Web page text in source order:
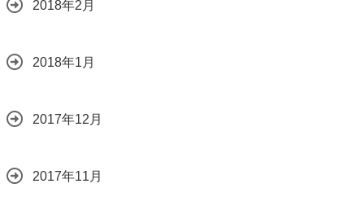
2018年2月
2018年1月
2017年12月
2017年11月